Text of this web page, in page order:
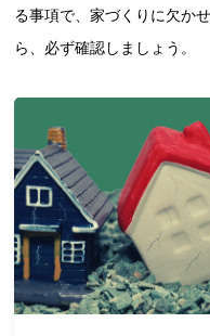
る事項で、家づくりに欠か
ら、必ず確認しましょう。